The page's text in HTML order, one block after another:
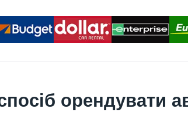
орендувати